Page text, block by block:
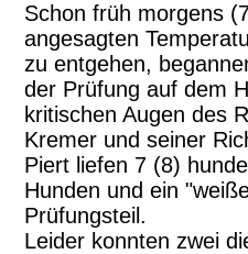
Schon früh morgens
angesagten
zu entgehen,
der Prüfung auf dem
kritischen Augen des
Kremer und seiner
Piert liefen 7 (8)
Hunden und ein
Prüfungsteil.
Leider konnten zwei